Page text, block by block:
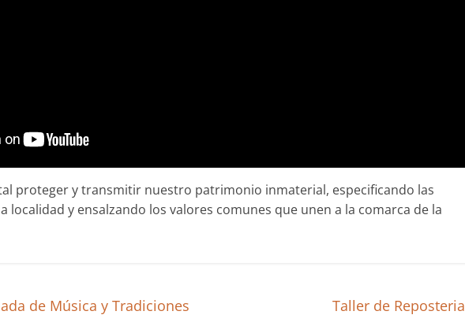
proteger y transmitir nuestro patrimonio inmaterial, especificando las
localidad y ensalzando los valores comunes que unen a la comarca de la
de Música y Tradiciones Taller de Reposteria